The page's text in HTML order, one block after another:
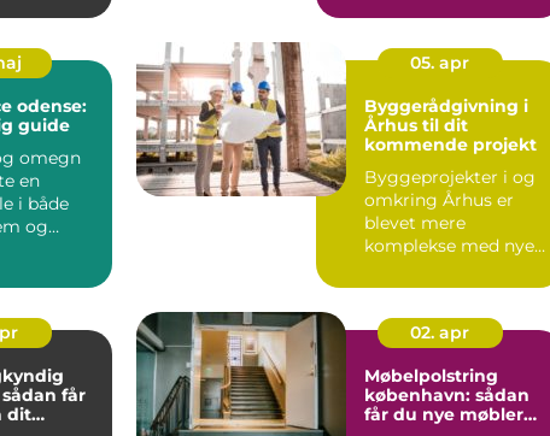
både medarbejder...
odense:
guide
omegn
en
i både
og
05. apr
Byggerådgivning i
Århus til dit
kommende projekt
Byggeprojekter i og
omkring Århus er
blevet mere
komplekse med nye
detaljerede lok...
dit
02. apr
Møbelpolstring
københavn: sådan
får du nye møbler